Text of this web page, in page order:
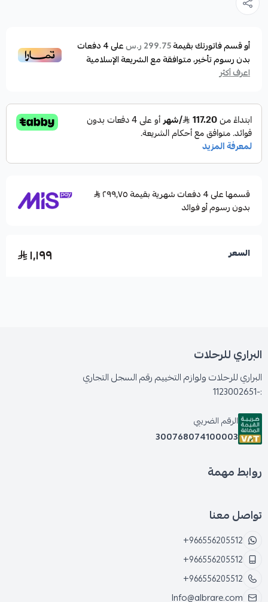
أو قسم فاتورتك بقيمة299.75 ر.س على4دفعات
بدون رسوم تأخير، متوافقة مع الشريعة الإسلامية
اعرف أكثر
قسمها على 4 دفعات شهرية بقيمة ٢٩٩٫٧٥
بدون رسوم أو فوائد
السعر ١٬١٩٩
البراري للرحلات
البراري للرحلات ولوازم التخييم رقم السجل التجاري
:-1123002651
الرقم الضريبي
300768074100003
روابط مهمة
تواصل معنا
+966556205512
+966556205512
+966556205512
Info@albrare.com